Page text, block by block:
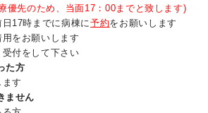
優先のため、当面17：00までと致します)
17時までに病棟に予約をお願いします
用をお願いします
受付をして下さい
た方
ます
ません